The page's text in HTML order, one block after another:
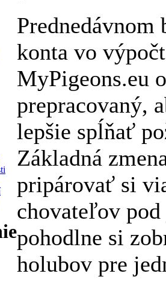
Prednedávnom
konta vo
MyPigeons.eu
prepracovaný,
lepšie spĺňať
Základná
pripárovať si
chovateľov
pohodlne si
holubov pre